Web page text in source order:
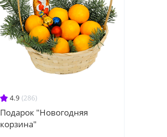
4.9 (286)
Подарок "Новогодняя
корзина"